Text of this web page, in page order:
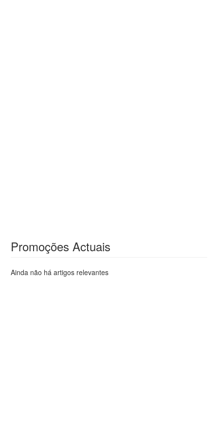
Promoções Actuais
Ainda não há artigos relevantes